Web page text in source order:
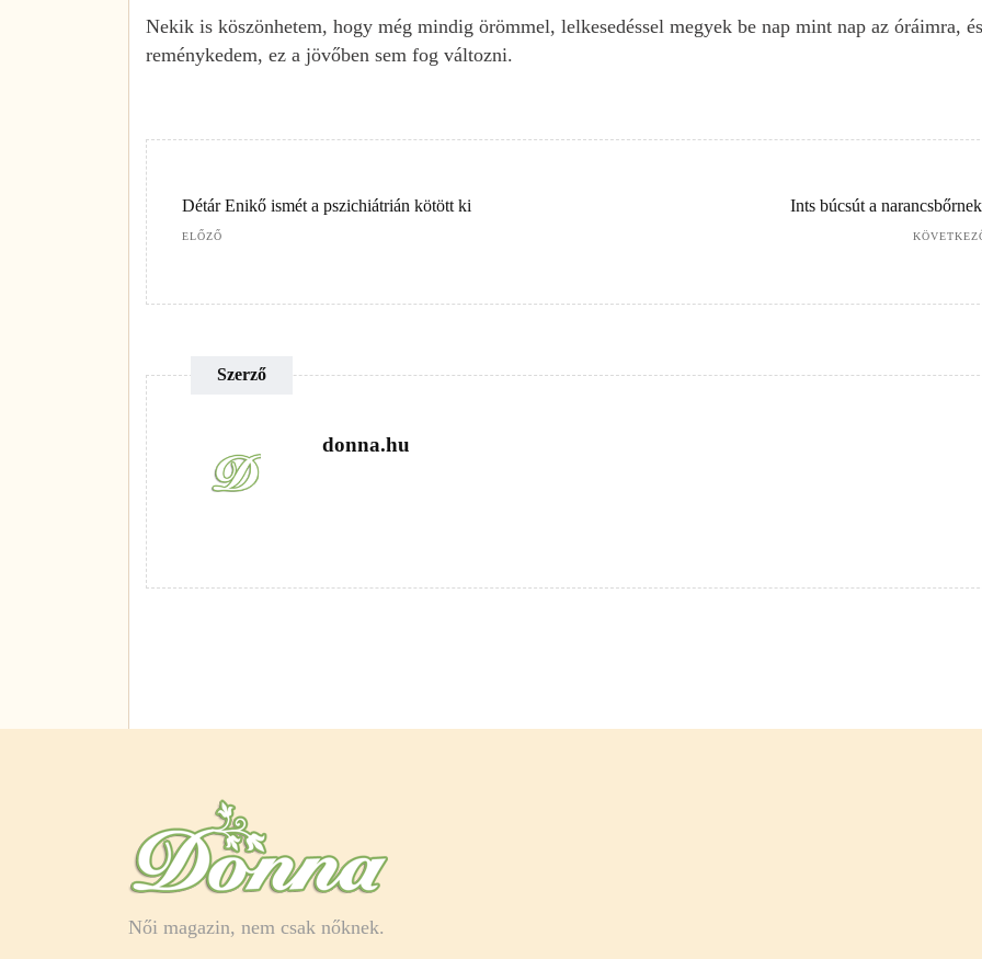
Nekik is köszönhetem, hogy még mindig örömmel, lelkesedéssel megyek be nap mint nap az óráimra, és
reménykedem, ez a jövőben sem fog változni.
Détár Enikő ismét a pszichiátrián kötött ki
ELŐZŐ
Ints búcsút a
Szerző
donna.hu
Női magazin, nem csak nőknek.